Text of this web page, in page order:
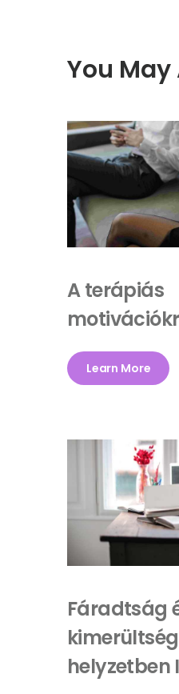
You May
A terápiás
Learn More
Fáradtság
helyzetben